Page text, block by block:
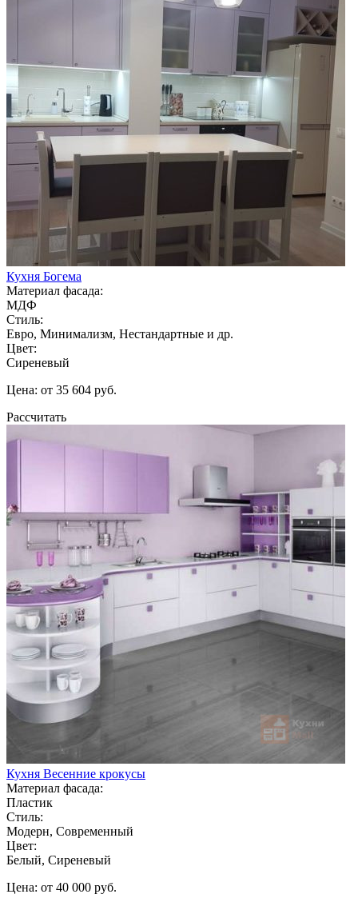
Кухня Богема
Материал фасада:
МДФ
Стиль:
Евро, Минимализм, Нестандартные и др.
Цвет:
Сиреневый
Цена: от 35 604 руб.
Рассчитать
Кухня Весенние крокусы
Материал фасада:
Пластик
Стиль:
Модерн, Современный
Цвет:
Белый, Сиреневый
Цена: от 40 000 руб.